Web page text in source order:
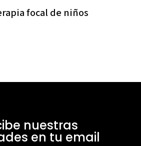
focal de niños
nuestras
en tu email